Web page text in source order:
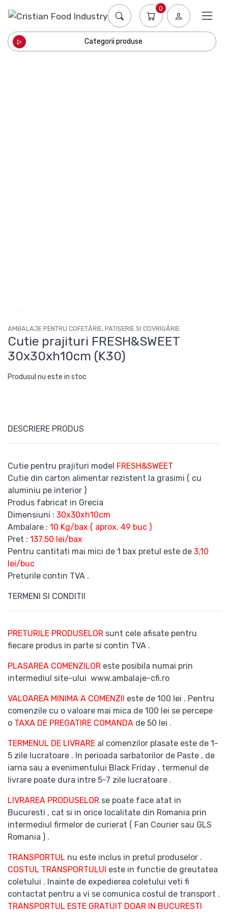
0
Categorii produse
AMBALAJE PENTRU COFETĂRIE, PATISERIE SI COVRIGĂRIE
Cutie prajituri FRESH&SWEET
30x30xh10cm (K30)
Produsul nu este in stoc
DESCRIERE PRODUS
Cutie pentru prajituri model FRESH&SWEET
Cutie din carton alimentar rezistent la grasimi ( cu
aluminiu pe interior )
Produs fabricat in Grecia
Dimensiuni : 30x30xh10cm
Ambalare : 10 Kg/bax ( aprox. 49 buc )
Pret : 137,50 lei/bax
Pentru cantitati mai mici de 1 bax pretul este de 3,10
lei/buc
Preturile contin TVA .
TERMENI SI CONDITII
PRETURILE PRODUSELOR sunt cele afisate pentru
fiecare produs in parte si contin TVA .
PLASAREA COMENZILOR este posibila numai prin
intermediul site-ului www.ambalaje-cfi.ro
VALOAREA MINIMA A COMENZII este de 100 lei . Pentru
comenzile cu o valoare mai mica de 100 lei se percepe
o TAXA DE PREGATIRE COMANDA de 50 lei .
TERMENUL DE LIVRARE al comenzilor plasate este de 1-
5 zile lucratoare . In perioada sarbatorilor de Paste , de
iarna sau a evenimentului Black Friday , termenul de
livrare poate dura intre 5-7 zile lucratoare .
LIVRAREA PRODUSELOR se poate face atat in
Bucuresti , cat si in orice localitate din Romania prin
intermediul firmelor de curierat ( Fan Courier sau GLS
Romania ) .
TRANSPORTUL nu este inclus in pretul produselor .
COSTUL TRANSPORTULUI este in functie de greutatea
coletului . Inainte de expedierea coletului veti fi
contactat pentru a vi se comunica costul de transport .
TRANSPORTUL ESTE GRATUIT DOAR IN BUCURESTI